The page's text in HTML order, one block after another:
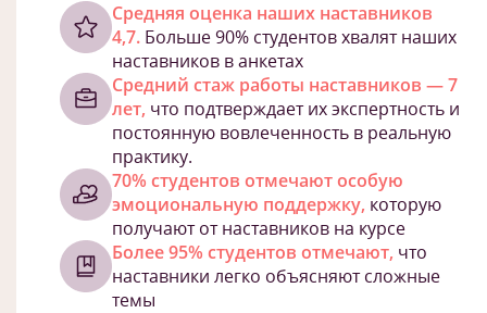
Cредняя оценка наших наставников
4,7. Больше 90% студентов хвалят наших
наставников в анкетах
Средний стаж работы наставников — 7
лет, что подтверждает их экспертность и
постоянную вовлеченность в реальную
практику.
70% студентов отмечают особую
эмоциональную поддержку, которую
получают от наставников на курсе
Более 95% студентов отмечают, что
наставники легко объясняют сложные
темы